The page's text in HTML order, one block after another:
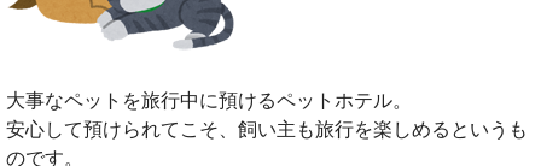
大事なペットを旅行中に預けるペットホテル。
安心して預けられてこそ、飼い主も旅行を楽しめるというも
のです。